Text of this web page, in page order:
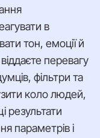
в
тон, емоції й
перевагу
фільтри та
коло людей,
результати
параметрів і